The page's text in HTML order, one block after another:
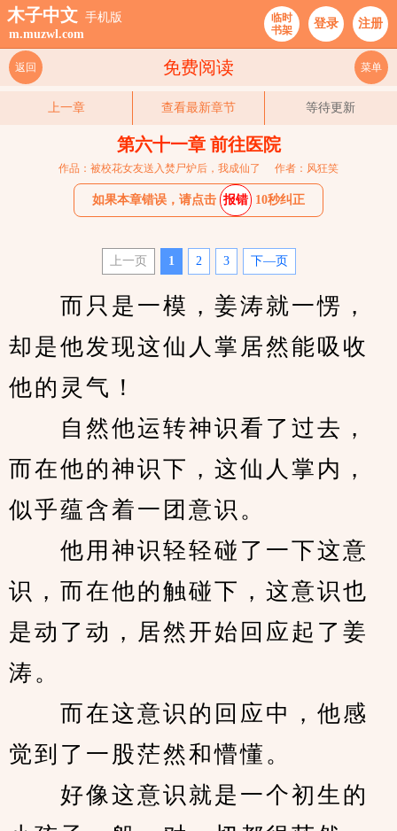
木子中文 手机版
m.muzwl.com
临时
书架
登录 注册
免费阅读
返回 菜单
上一章 查看最新章节 等待更新
第六十一章 前往医院
作品：被校花女友送入焚尸炉后，我成仙了 作者：风狂笑
如果本章错误，请点击 报错 10秒纠正
上一页 1 2 3 下—页
而只是一模，姜涛就一愣，
却是他发现这仙人掌居然能吸收
他的灵气！
自然他运转神识看了过去，
而在他的神识下，这仙人掌内，
似乎蕴含着一团意识。
他用神识轻轻碰了一下这意
识，而在他的触碰下，这意识也
是动了动，居然开始回应起了姜
涛。
而在这意识的回应中，他感
觉到了一股茫然和懵懂。
好像这意识就是一个初生的